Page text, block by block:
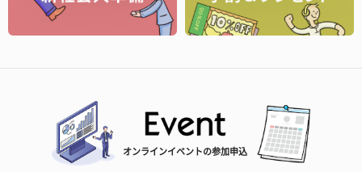
オンラインイベントの参加申込